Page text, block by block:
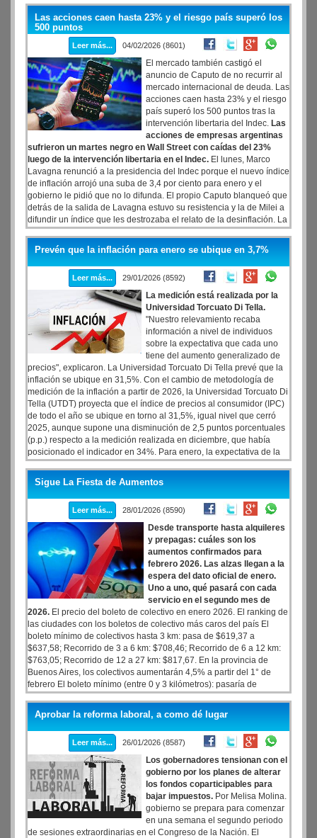
claro el gobernador Pullaro. Lo mismo ocurrió con los pagos del
Pami a las clínicas de la Patagonia, pisados por Caputo. De hecho,
los últimos ATN que repartió fueron en diciembre, desde entonces
Las acciones caen hasta 23% y el riesgo país superó los
500 puntos
Leer más... 04/02/2026 (8601)
El mercado también castigó el
anuncio de Caputo de no recurrir al
mercado internacional de deuda. Las
acciones caen hasta 23% y el riesgo
país superó los 500 puntos tras la
intervención libertaria del Indec. Las
acciones de empresas argentinas
sufrieron un martes negro en Wall Street con caídas del 23%
luego de la intervención libertaria en el Indec. El lunes, Marco
Lavagna renunció a la presidencia del Indec porque el nuevo índice
de inflación arrojó una suba de 3,4 por ciento para enero y el
gobierno le pidió que no lo difunda. El propio Caputo blanqueó que
detrás de la salida de Lavagna estuvo su resistencia y la de Milei a
difundir un índice que les destrozaba el relato de la desinflación. La
respuesta del mercado no se hizo esperar.
Prevén que la inflación para enero se ubique en 3,7%
Leer más... 29/01/2026 (8592)
La medición está realizada por la
Universidad Torcuato Di Tella.
"Nuestro relevamiento recaba
información a nivel de individuos
sobre la expectativa que cada uno
tiene del aumento generalizado de
precios", explicaron. La Universidad Torcuato Di Tella prevé que la
inflación se ubique en 31,5%. Con el cambio de metodología de
medición de la inflación a partir de 2026, la Universidad Torcuato Di
Tella (UTDT) proyecta que el índice de precios al consumidor (IPC)
de todo el año se ubique en torno al 31,5%, igual nivel que cerró
2025, aunque supone una disminución de 2,5 puntos porcentuales
(p.p.) respecto a la medición realizada en diciembre, que había
posicionado el indicador en 34%. Para enero, la expectativa de la
inflación mensual promedio fue de 3,71%, mientras que la mediana
se ubicó en 3%, según el Centro de Investigación de Finanzas de la
UTDT. Respecto a la expectativa de diciembre, cuando los valores
fueron de 4,59% y 3%, respectivamente; se observa una
disminución en el promedio
Sigue La Fiesta de Aumentos
Leer más... 28/01/2026 (8590)
Desde transporte hasta alquileres
y prepagas: cuáles son los
aumentos confirmados para
febrero 2026. Las alzas llegan a la
espera del dato oficial de enero.
Uno a uno, qué pasará con cada
servicio en el segundo mes de
2026. El precio del boleto de colectivo en enero 2026. El ranking de
las ciudades con los boletos de colectivo más caros del país El
boleto mínimo de colectivos hasta 3 km: pasa de $619,37 a
$637,58; Recorrido de 3 a 6 km: $708,46; Recorrido de 6 a 12 km:
$763,05; Recorrido de 12 a 27 km: $817,67. En la provincia de
Buenos Aires, los colectivos aumentarán 4,5% a partir del 1° de
febrero El boleto mínimo (entre 0 y 3 kilómetros): pasaría de
$685,11 a $721,08; Tramo de 3 a 6 km: de $730,42 a $803,29;
Tramo de 6 a 12 kilómetros: de $786,61 a $865,17; Viajes de 12 a
27 km: $927,12; Más de 27 kilómetros: $988,63. el caso de los
colectivos que circulan por la Provincia de Buenos Aires, los valores
a partir de febrero serán:
Aprobar la reforma laboral, a como dé lugar
Leer más... 26/01/2026 (8587)
Los gobernadores tensionan con el
gobierno por los planes de alterar
los fondos coparticipables para
bajar impuestos. Por Melisa Molina.
gobierno se prepara para comenzar
en una semana el segundo periodo
de sesiones extraordinarias en el Congreso de la Nación. El